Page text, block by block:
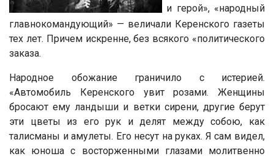
и герой», «народный
главнокомандующий» — величали Керенского газеты
тех лет. Причем искренне, без всякого «политического
заказа.
Народное обожание граничило с истерией.
«Автомобиль Керенского увит розами. Женщины
бросают ему ландыши и ветки сирени, другие берут
эти цветы из его рук и делят между собою, как
талисманы и амулеты. Его несут на руках. Я сам видел,
как юноша с восторженными глазами молитвенно